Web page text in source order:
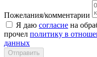
Пожелания/комментарии
Я даю согласие на
прочел политику в
данных
Отправить